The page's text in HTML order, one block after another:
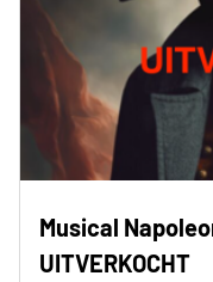
Musical
UITVERKOCHT